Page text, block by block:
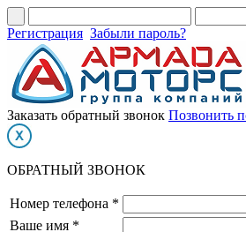
Регистрация Забыли пароль?
Заказать обратный звонок Позвонить
ОБРАТНЫЙ ЗВОНОК
Номер телефона *
Ваше имя *